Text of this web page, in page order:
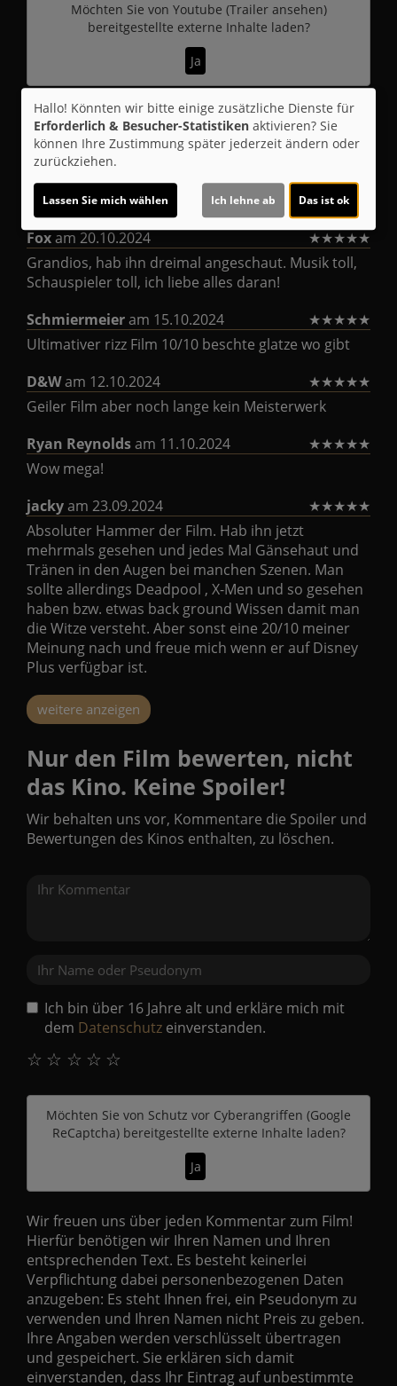
Möchten Sie von Youtube (Trailer ansehen)
bereitgestellte externe Inhalte laden?
Ja
Trailer 3 | Trailer-FSK: 16
Kommentare
★★★★ 47
Foxam 20.10.2024 ★★★★★
Grandios, hab ihn dreimal angeschaut. Musik toll,
Schauspieler toll, ich liebe alles daran!
Schmiermeieram 15.10.2024 ★★★★★
Ultimativer rizz Film 10/10 beschte glatze wo gibt
D&Wam 12.10.2024 ★★★★★
Geiler Film aber noch lange kein Meisterwerk
Ryan Reynoldsam 11.10.2024 ★★★★★
Wow mega!
jackyam 23.09.2024 ★★★★★
Absoluter Hammer der Film. Hab ihn jetzt
mehrmals gesehen und jedes Mal Gänsehaut und
Tränen in den Augen bei manchen Szenen. Man
sollte allerdings Deadpool , X-Men und so gesehen
haben bzw. etwas back ground Wissen damit man
die Witze versteht. Aber sonst eine 20/10 meiner
Meinung nach und freue mich wenn er auf Disney
Plus verfügbar ist.
weitere anzeigen
Nur den Film bewerten, nicht
das Kino. Keine Spoiler!
Wir behalten uns vor, Kommentare die Spoiler und
Bewertungen des Kinos enthalten, zu löschen.
Ich bin über 16 Jahre alt und erkläre mich mit
dem Datenschutz einverstanden.
☆
☆
☆
☆
☆
Möchten Sie von Schutz vor Cyberangriffen (Google
ReCaptcha)bereitgestellte externe Inhalte laden?
Ja
Wir freuen uns über jeden Kommentar zum Film!
Hierfür benötigen wir Ihren Namen und Ihren
entsprechenden Text. Es besteht keinerlei
Verpflichtung dabei personenbezogenen Daten
anzugeben: Es steht Ihnen frei, ein Pseudonym zu
verwenden und Ihren Namen nicht Preis zu geben.
Ihre Angaben werden verschlüsselt übertragen
und gespeichert. Sie erklären sich damit
einverstanden, dass Ihr Eintrag auf unbestimmte
Hallo! Könnten wir bitte einige zusätzliche Dienste für
Erforderlich & Besucher-Statistiken aktivieren? Sie
können Ihre Zustimmung später jederzeit ändern oder
zurückziehen.
Lassen Sie mich wählen Ich lehne ab Das ist ok